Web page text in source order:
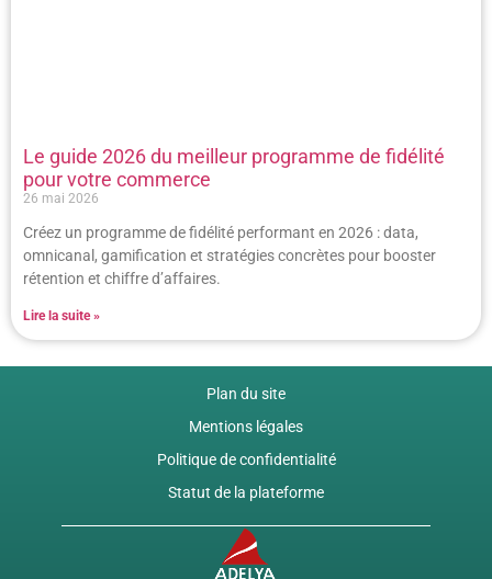
Le guide 2026 du meilleur programme de fidélité
pour votre commerce
26 mai 2026
Créez un programme de fidélité performant en 2026 : data,
omnicanal, gamification et stratégies concrètes pour booster
rétention et chiffre d’affaires.
Lire la suite »
Plan du site
Mentions légales
Politique de confidentialité
Statut de la plateforme